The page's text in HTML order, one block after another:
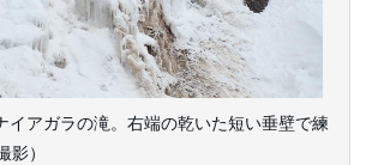
イアガラの滝。右端の乾いた短い垂壁で練
影）